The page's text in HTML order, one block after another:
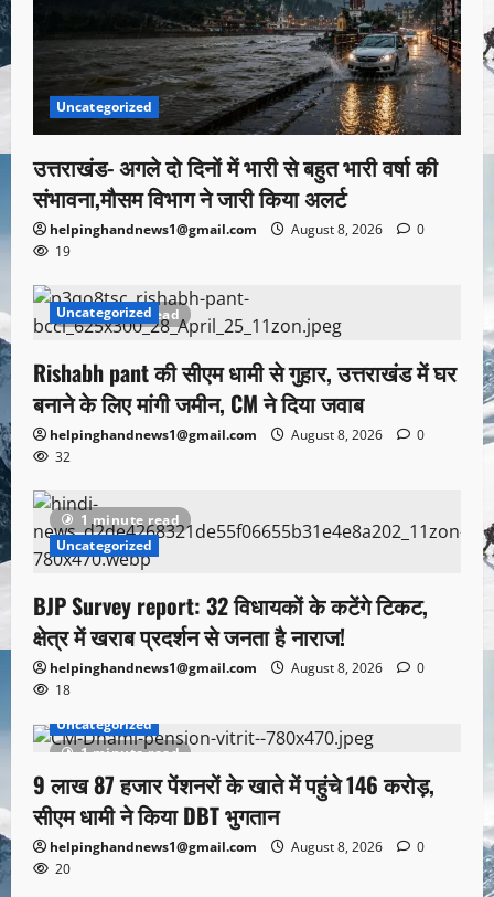
Uncategorized
उत्तराखंड- अगले दो दिनों में भारी से बहुत भारी वर्षा की
संभावना,मौसम विभाग ने जारी किया अलर्ट
helpinghandnews1@gmail.com August 8, 2026
0
19
1 minute read
Uncategorized
Rishabh pant की सीएम धामी से गुहार, उत्तराखंड में घर
बनाने के लिए मांगी जमीन, CM ने दिया जवाब
helpinghandnews1@gmail.com August 8, 2026
0
32
1 minute read
Uncategorized
BJP Survey report: 32 विधायकों के कटेंगे टिकट,
क्षेत्र में खराब प्रदर्शन से जनता है नाराज!
helpinghandnews1@gmail.com August 8, 2026
0
18
1 minute read
Uncategorized
9 लाख 87 हजार पेंशनरों के खाते में पहुंचे 146 करोड़,
सीएम धामी ने किया DBT भुगतान
helpinghandnews1@gmail.com August 8, 2026
0
20